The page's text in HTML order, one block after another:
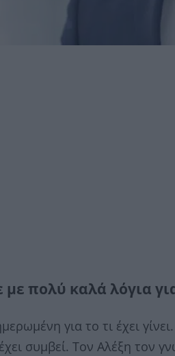
με πολύ καλά λόγια
για το τι έχει
συμβεί. Τον Αλέξη τον